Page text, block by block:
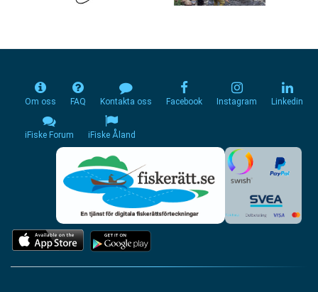
Om oss FAQ Kontakta oss Facebook Instagram Linkedin
iFiske Forum iFiske Åland